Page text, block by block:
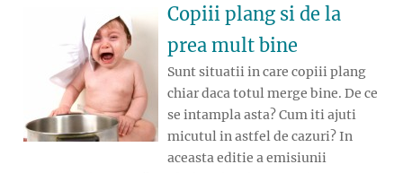
Copiii plang si de la
prea mult bine
Sunt situatii in care copiii plang
chiar daca totul merge bine. De ce
se intampla asta? Cum iti ajuti
micutul in astfel de cazuri? In
aceasta editie a emisiunii